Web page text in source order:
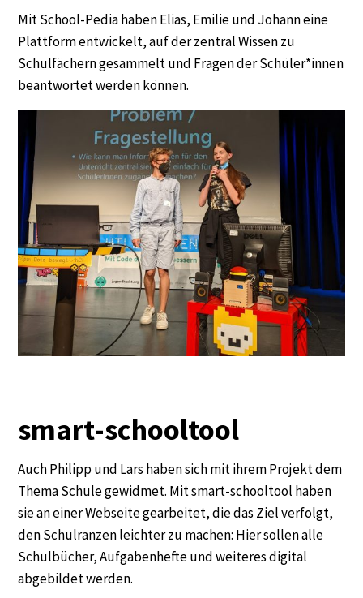
Mit School-Pedia haben Elias, Emilie und Johann eine
Plattform entwickelt, auf der zentral Wissen zu
Schulfächern gesammelt und Fragen der Schüler*innen
beantwortet werden können.
smart-schooltool
Auch Philipp und Lars haben sich mit ihrem Projekt dem
Thema Schule gewidmet. Mit smart-schooltool haben
sie an einer Webseite gearbeitet, die das Ziel verfolgt,
den Schulranzen leichter zu machen: Hier sollen alle
Schulbücher, Aufgabenhefte und weiteres digital
abgebildet werden.